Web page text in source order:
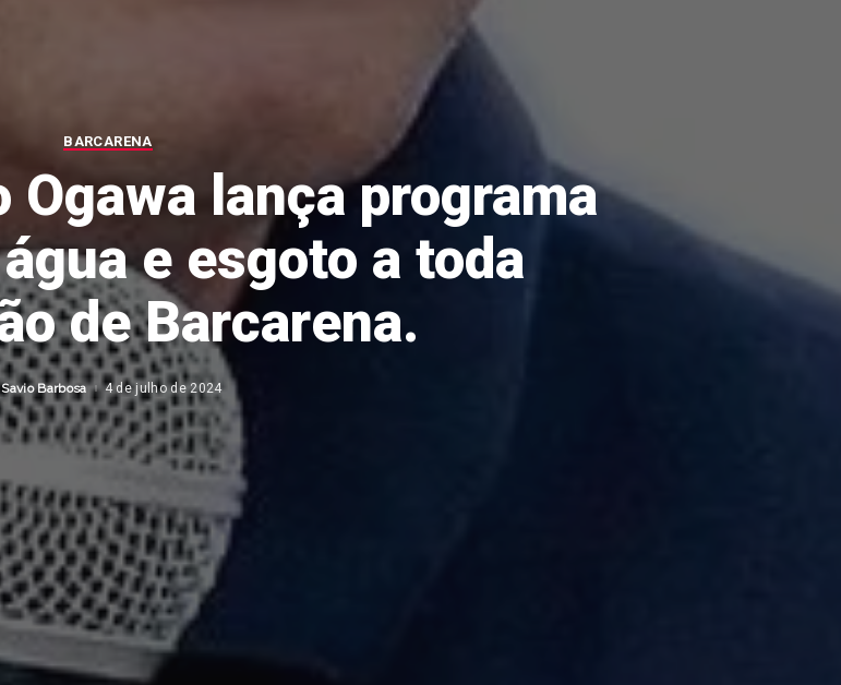
BARCARENA
lança programa
e esgoto a toda
de Barcarena.
Posted
by
Savio Barbosa 4 de julho de 2024